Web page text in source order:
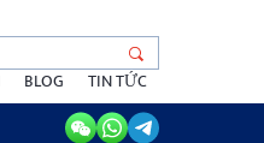
BLOG
TIN TỨC